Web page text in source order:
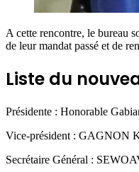
A cette rencontre, le bureau
de leur mandat passé et de
Liste du
Présidente : Honorable
Vice-président : GAGNON
Secrétaire Général :